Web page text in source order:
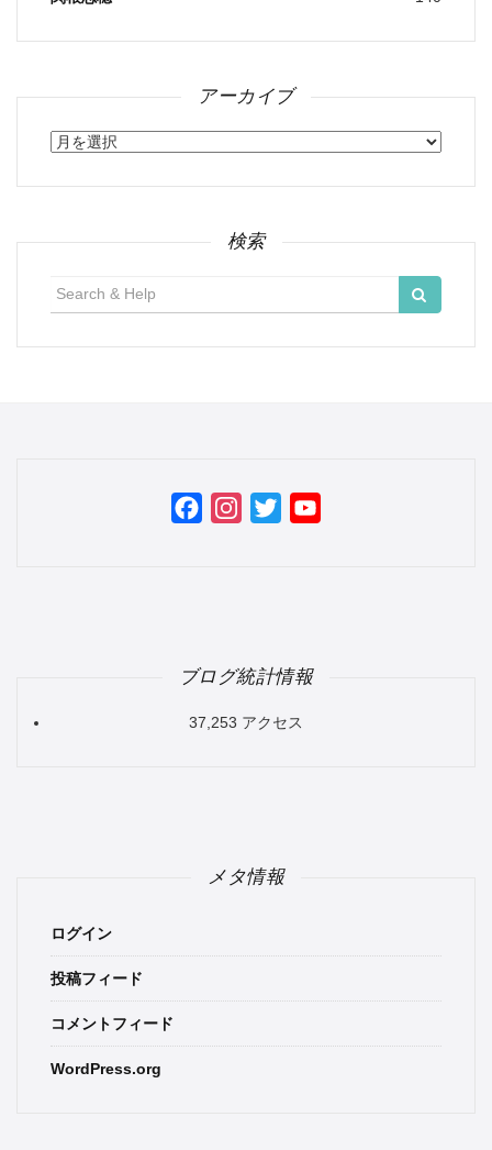
アーカイブ
ア
カ
検索
FacebookInstagram
Twitter
ブログ統計情報
37,253 アクセス
メタ情報
ログイン
投稿フィード
コメントフィード
WordPress.org